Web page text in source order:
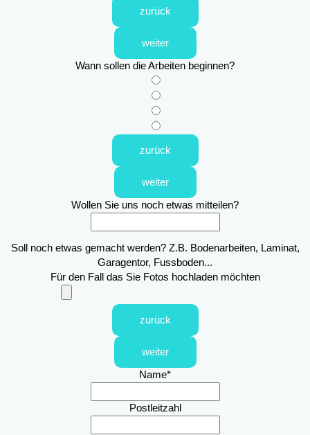
zurück
weiter
Wann sollen die Arbeiten beginnen?
zurück
weiter
Wollen Sie uns noch etwas mitteilen?
Soll noch etwas gemacht werden? Z.B. Bodenarbeiten, Laminat,
Garagentor, Fussboden...
Für den Fall das Sie Fotos hochladen möchten
zurück
weiter
Name*
Postleitzahl